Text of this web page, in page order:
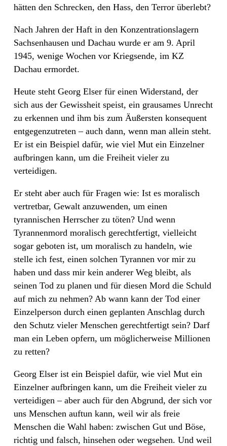
hätten den Schrecken, den Hass, den Terror überlebt?
Nach Jahren der Haft in den Konzentrationslagern
Sachsenhausen und Dachau wurde er am 9. April
1945, wenige Wochen vor Kriegsende, im KZ
Dachau ermordet.
Heute steht Georg Elser für einen Widerstand, der
sich aus der Gewissheit speist, ein grausames Unrecht
zu erkennen und ihm bis zum Äußersten konsequent
entgegenzutreten – auch dann, wenn man allein steht.
Er ist ein Beispiel dafür, wie viel Mut ein Einzelner
aufbringen kann, um die Freiheit vieler zu
verteidigen.
Er steht aber auch für Fragen wie: Ist es moralisch
vertretbar, Gewalt anzuwenden, um einen
tyrannischen Herrscher zu töten? Und wenn
Tyrannenmord moralisch gerechtfertigt, vielleicht
sogar geboten ist, um moralisch zu handeln, wie
stelle ich fest, einen solchen Tyrannen vor mir zu
haben und dass mir kein anderer Weg bleibt, als
seinen Tod zu planen und für diesen Mord die Schuld
auf mich zu nehmen? Ab wann kann der Tod einer
Einzelperson durch einen geplanten Anschlag durch
den Schutz vieler Menschen gerechtfertigt sein? Darf
man ein Leben opfern, um möglicherweise Millionen
zu retten?
Georg Elser ist ein Beispiel dafür, wie viel Mut ein
Einzelner aufbringen kann, um die Freiheit vieler zu
verteidigen – aber auch für den Abgrund, der sich vor
uns Menschen auftun kann, weil wir als freie
Menschen die Wahl haben: zwischen Gut und Böse,
richtig und falsch, hinsehen oder wegsehen. Und weil